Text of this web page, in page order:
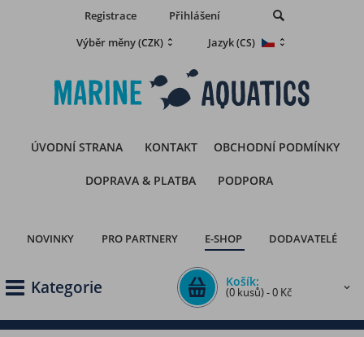
Registrace
Přihlášení
Výběr měny(CZK) Jazyk(CS)
ÚVODNÍ STRANA KONTAKT OBCHODNÍ PODMÍNKY
DOPRAVA & PLATBA PODPORA
NOVINKY PRO PARTNERY E-SHOP DODAVATELÉ
Kategorie Košík:
(0 kusů) - 0 Kč